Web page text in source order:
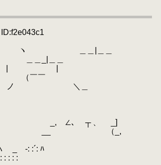
|＿＿
_|＿＿
| | |
￣￣
ノ ＼＿
､ ┬ 、 _]
_,
ﾊ
: